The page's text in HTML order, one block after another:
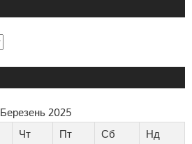
Березень 2025
Чт Пт Сб
Нд